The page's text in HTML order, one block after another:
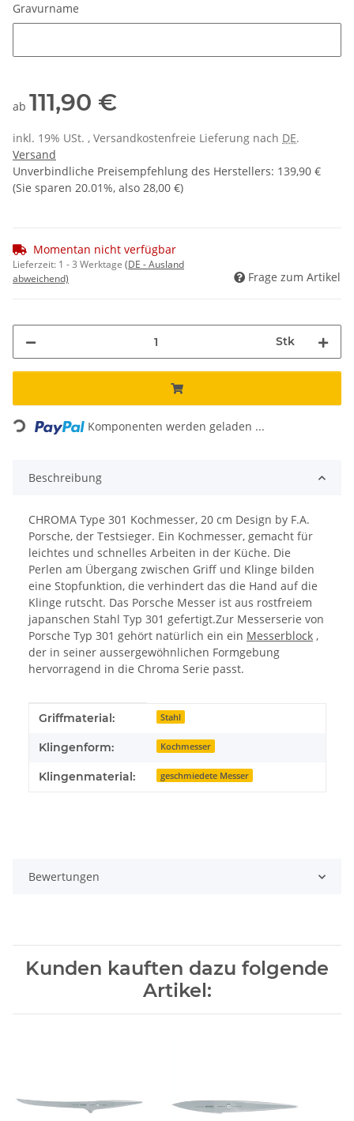
Gravurname
ab 111,90 €
inkl. 19% USt. , Versandkostenfreie Lieferung nach DE.
Versand
Unverbindliche Preisempfehlung des Herstellers: 139,90 €
(Sie sparen 20.01%, also 28,00 €)
Momentan nicht verfügbar
Lieferzeit: 1 - 3 Werktage (DE - Ausland
abweichend)
Frage zum Artikel
Stk
Loading... Komponenten werden geladen ...
Beschreibung
CHROMA Type 301 Kochmesser, 20 cm Design by F.A.
Porsche, der Testsieger. Ein Kochmesser, gemacht für
leichtes und schnelles Arbeiten in der Küche. Die
Perlen am Übergang zwischen Griff und Klinge bilden
eine Stopfunktion, die verhindert das die Hand auf die
Klinge rutscht. Das Porsche Messer ist aus rostfreiem
japanschen Stahl Typ 301 gefertigt.Zur Messerserie von
Porsche Typ 301 gehört natürlich ein ein Messerblock ,
der in seiner aussergewöhnlichen Formgebung
hervorragend in die Chroma Serie passt.
Produkteigenschaft
Wert
Griffmaterial: Stahl
Klingenform: Kochmesser
Klingenmaterial: geschmiedete Messer
Bewertungen
Kunden kauften dazu folgende
Artikel: